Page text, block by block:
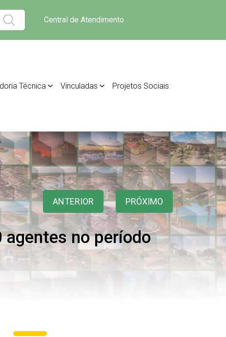
Central de Atendimento
Técnica Vinculadas Projetos Sociais
ANTERIOR PRÓXIMO
agentes no período